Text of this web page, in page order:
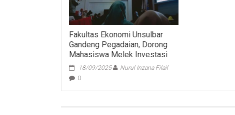
Fakultas Ekonomi Unsulbar
Gandeng Pegadaian, Dorong
Mahasiswa Melek Investasi
18/09/2025
Nurul Inzana Filail
0